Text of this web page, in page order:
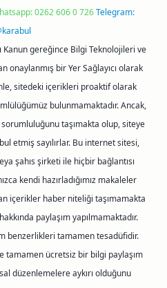
0262 606 0 726Telegram:
Kanun gereğince Bilgi Teknolojileri ve
onaylanmış bir Yer Sağlayıcı olarak
sitedeki içerikleri proaktif olarak
bulunmamaktadır. Ancak,
taşımakta olup, siteye
etmiş sayılırlar. Bu internet sitesi,
şahıs şirketi ile hiçbir bağlantısı
kendi hazırladığımız makaleler
içerikler haber niteliği taşımamakta
paylaşım yapılmamaktadır.
benzerlikleri tamamen tesadüfidir.
tamamen ücretsiz bir bilgi paylaşım
düzenlemelere aykırı olduğunu